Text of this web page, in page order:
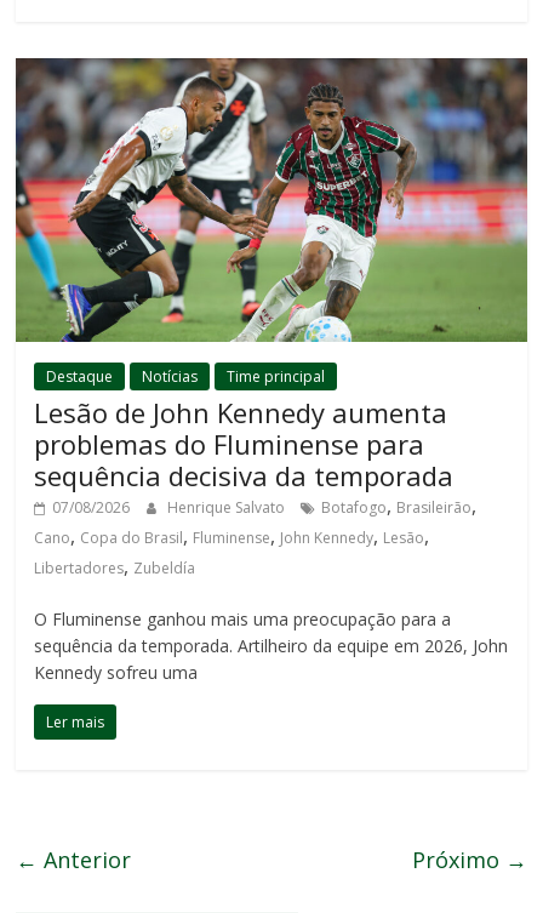
Destaque Notícias Time principal
Lesão de John Kennedy aumenta
problemas do Fluminense para
sequência decisiva da temporada
07/08/2026 Henrique Salvato Botafogo, Brasileirão,
Cano, Copa do Brasil, Fluminense, John Kennedy, Lesão,
Libertadores, Zubeldía
O Fluminense ganhou mais uma preocupação para a
sequência da temporada. Artilheiro da equipe em 2026, John
Kennedy sofreu uma
Ler mais
← Anterior Próximo →